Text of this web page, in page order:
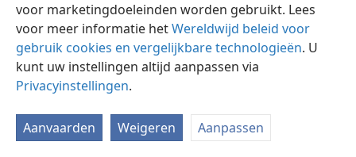
voor marketingdoeleinden worden gebruikt. Lees
voor meer informatie hetWereldwijd beleid voor
gebruik cookies en vergelijkbare technologieën. U
kunt uw instellingen altijd aanpassen via
Privacyinstellingen.
Aanvaarden Weigeren Aanpassen